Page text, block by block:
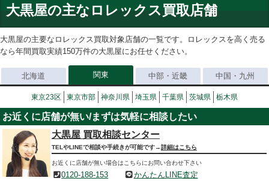
大黒屋の主なロレックス買取店舗
大黒屋の主要なロレックス買取対象店舗の一覧です。ロレックスを高く売る
なら年間買取実績150万件の大黒屋にお任せください。
北海道 関東 中部・近畿 中国・九州
東京23区 東京市部 神奈川県 埼玉県 千葉県 茨城県 栃木県
お近くに店舗が無い/まずは気軽に相談したい
大黒屋 買取相談センター
TELやLINEで相談や手続きが可能です→詳細はこちら
お近くに店舗が無い場合はこちらにお問い合わせ下さい
0120-188-153 かんたんLINE査定